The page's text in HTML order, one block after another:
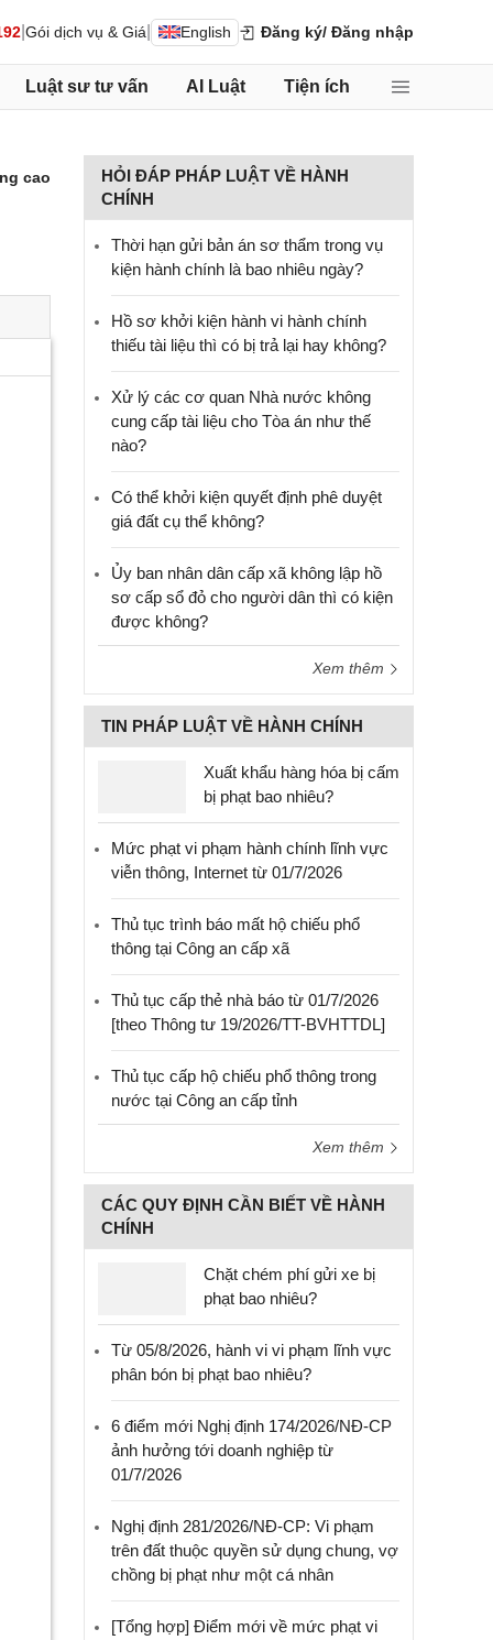
Gói dịch vụ & Giá English Đăng ký/ Đăng nhập
Luật sư tư vấn AI Luật Tiện ích
cao
HỎI ĐÁP PHÁP LUẬT VỀ HÀNH
CHÍNH
Thời hạn gửi bản án sơ thẩm trong vụ
kiện hành chính là bao nhiêu ngày?
Hồ sơ khởi kiện hành vi hành chính
thiếu tài liệu thì có bị trả lại hay không?
Xử lý các cơ quan Nhà nước không
cung cấp tài liệu cho Tòa án như thế
nào?
Có thể khởi kiện quyết định phê duyệt
giá đất cụ thể không?
Ủy ban nhân dân cấp xã không lập hồ
sơ cấp sổ đỏ cho người dân thì có kiện
được không?
Xem thêm
TIN PHÁP LUẬT VỀ HÀNH CHÍNH
Xuất khẩu hàng hóa bị cấm
bị phạt bao nhiêu?
Mức phạt vi phạm hành chính lĩnh vực
viễn thông, Internet từ 01/7/2026
Thủ tục trình báo mất hộ chiếu phổ
thông tại Công an cấp xã
Thủ tục cấp thẻ nhà báo từ 01/7/2026
[theo Thông tư 19/2026/TT-BVHTTDL]
Thủ tục cấp hộ chiếu phổ thông trong
nước tại Công an cấp tỉnh
Xem thêm
CÁC QUY ĐỊNH CẦN BIẾT VỀ HÀNH
CHÍNH
Chặt chém phí gửi xe bị
phạt bao nhiêu?
Từ 05/8/2026, hành vi vi phạm lĩnh vực
phân bón bị phạt bao nhiêu?
6 điểm mới Nghị định 174/2026/NĐ-CP
ảnh hưởng tới doanh nghiệp từ
01/7/2026
Nghị định 281/2026/NĐ-CP: Vi phạm
trên đất thuộc quyền sử dụng chung, vợ
chồng bị phạt như một cá nhân
[Tổng hợp] Điểm mới về mức phạt vi